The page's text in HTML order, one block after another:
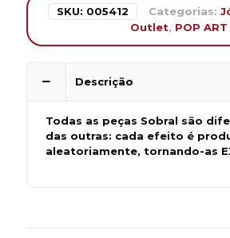
SKU: 005412 Categorias:
Outlet, POP ART
Descrição
Todas as peças Sobral são
das outras: cada efeito é
aleatoriamente, tornando-as